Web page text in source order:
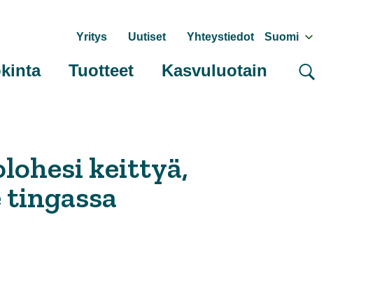
Yritys Uutiset Yhteystiedot Suomi
Tuotteet Kasvuluotain
keittyä,